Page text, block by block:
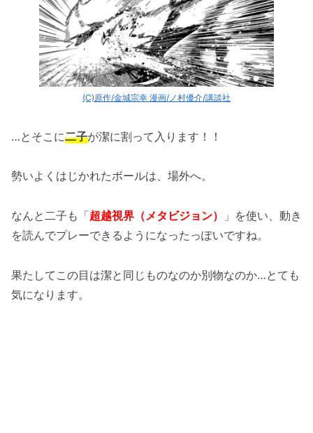
(C)原作/金城宗幸 漫画/ノ村優介/講談社
…とそこに二子が潔に割って入ります！！
勢いよくはじかれたボールは、場外へ。
なんと二子も「超越視界（メタビジョン）
」を使い、動き
を読んでプレーできるようになったっぽいですね。
果たしてこの目は潔と同じものなのか別物なのか…とても
気になります。